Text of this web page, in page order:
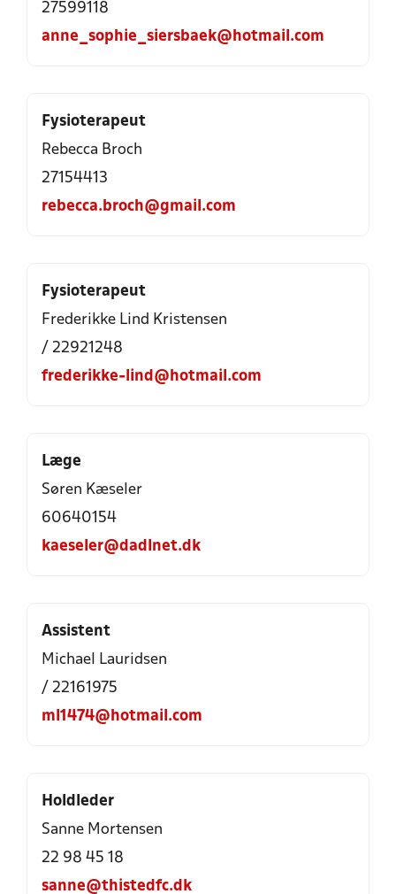
27599118
anne_sophie_siersbaek@hotmail.com
Fysioterapeut
Rebecca Broch
27154413
rebecca.broch@gmail.com
Fysioterapeut
Frederikke Lind Kristensen
/ 22921248
frederikke-lind@hotmail.com
Læge
Søren Kæseler
60640154
kaeseler@dadlnet.dk
Assistent
Michael Lauridsen
/ 22161975
ml1474@hotmail.com
Holdleder
Sanne Mortensen
22 98 45 18
sanne@thistedfc.dk